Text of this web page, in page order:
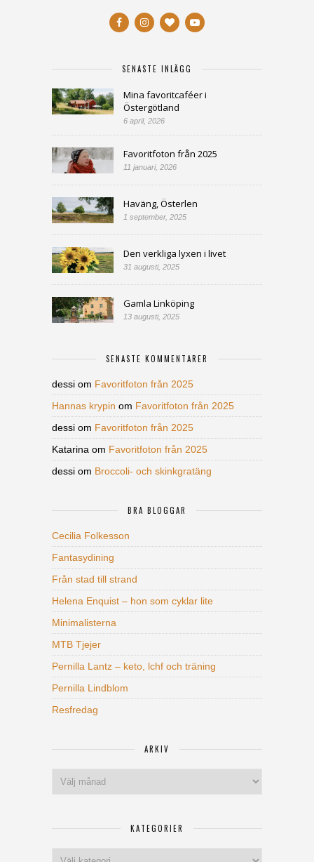
SENASTE INLÄGG
Mina favoritcaféer i
Östergötland
6 april, 2026
Favoritfoton från 2025
11 januari, 2026
Haväng, Österlen
1 september, 2025
Den verkliga lyxen i livet
31 augusti, 2025
Gamla Linköping
13 augusti, 2025
SENASTE KOMMENTARER
dessi om Favoritfoton från 2025
Hannas krypin om Favoritfoton från 2025
dessi om Favoritfoton från 2025
Katarina om Favoritfoton från 2025
dessi om Broccoli- och skinkgratäng
BRA BLOGGAR
Cecilia Folkesson
Fantasydining
Från stad till strand
Helena Enquist – hon som cyklar lite
Minimalisterna
MTB Tjejer
Pernilla Lantz – keto, lchf och träning
Pernilla Lindblom
Resfredag
ARKIV
KATEGORIER